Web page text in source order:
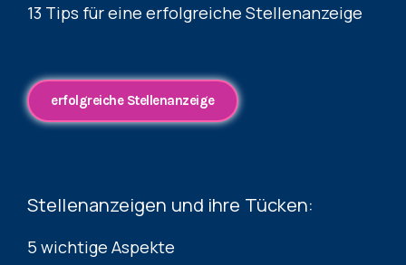
13 Tips für eine erfolgreiche Stellenanzeige
erfolgreiche Stellenanzeige
Stellenanzeigen und ihre Tücken:
5 wichtige Aspekte